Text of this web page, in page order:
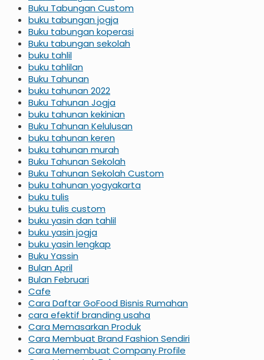
Buku Tabungan Custom
buku tabungan jogja
Buku tabungan koperasi
Buku tabungan sekolah
buku tahlil
buku tahlilan
Buku Tahunan
buku tahunan 2022
Buku Tahunan Jogja
buku tahunan kekinian
Buku Tahunan Kelulusan
buku tahunan keren
buku tahunan murah
Buku Tahunan Sekolah
Buku Tahunan Sekolah Custom
buku tahunan yogyakarta
buku tulis
buku tulis custom
buku yasin dan tahlil
buku yasin jogja
buku yasin lengkap
Buku Yassin
Bulan April
Bulan Februari
Cafe
Cara Daftar GoFood Bisnis Rumahan
cara efektif branding usaha
Cara Memasarkan Produk
Cara Membuat Brand Fashion Sendiri
Cara Memembuat Company Profile